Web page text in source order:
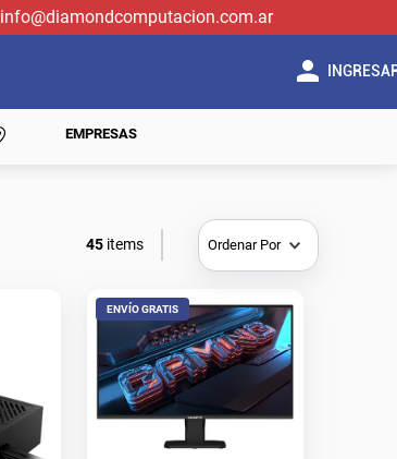
info@diamondcomputacion.com.ar
EMPRESAS
45 Ordenar Por
ENVÍO GRATIS